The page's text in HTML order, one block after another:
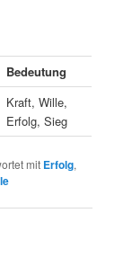
Bedeutung
Kraft, Wille,
Erfolg, Sieg
mit Erfolg,